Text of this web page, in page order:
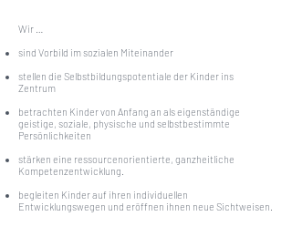
Wir …
sind Vorbild im sozialen Miteinander
stellen die Selbstbildungspotentiale der Kinder ins
Zentrum
betrachten Kinder von Anfang an als eigenständige
geistige, soziale, physische und selbstbestimmte
Persönlichkeiten
stärken eine ressourcenorientierte, ganzheitliche
Kompetenzentwicklung.
begleiten Kinder auf ihren individuellen
Entwicklungswegen und eröffnen ihnen neue Sichtweisen.